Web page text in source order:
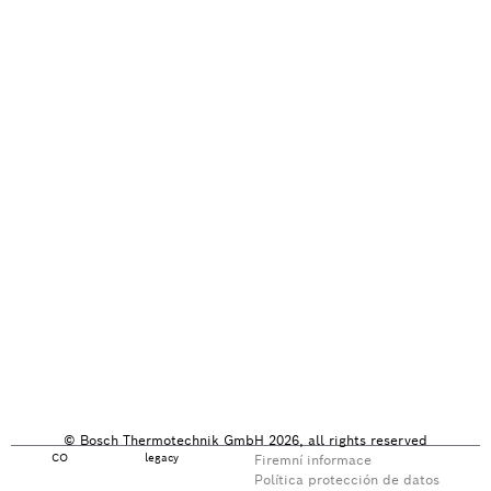
CO legacy
Firemní informace
Política protección de datos
© Bosch Thermotechnik GmbH 2026, all rights reserved